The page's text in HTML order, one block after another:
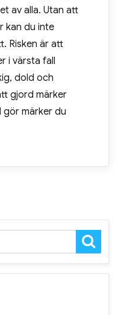
av alla. Utan att
kan du inte
Risken är att
i värsta fall
dold och
gjord märker
gör märker du